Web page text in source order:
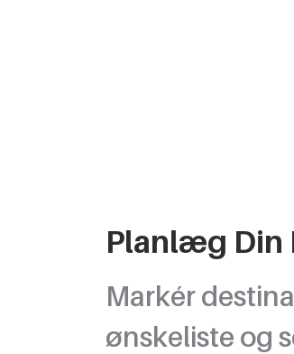
Planlæg Din
Markér
ønskeliste og